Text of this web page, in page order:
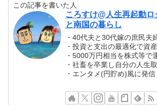
この記事を書いた人
ころすけ@人生再起動
と南国の暮らし
・40代夫と30代嫁の庶民夫
・投資と支出の最適化で資
・5000万円相当を株式等で
・社畜を卒業し自分の人生
・エンタメ(円貯め)風に発信